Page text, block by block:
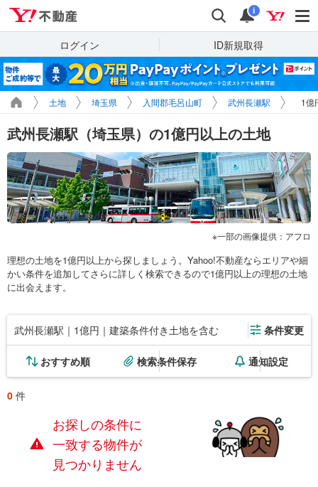
検索 通知
i
ログイン ID新規取得
土地 埼玉県 入間郡毛呂山町 武州長瀬駅 1億
武州長瀬駅（埼玉県）の1億円以上の土地
一部の画像提供：アフロ
理想の土地を1億円以上から探しましょう。Yahoo!不動産ならエリアや細
かい条件を追加してさらに詳しく検索できるので1億円以上の理想の土地
に出会えます。
武州長瀬駅｜1億円｜建築条件付き土地を含む 条件変更
おすすめ順 検索条件保存 通知設定
0 件
お探しの条件に
一致する物件が
見つかりません